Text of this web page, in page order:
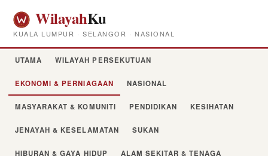
WilayahKu
KUALA LUMPUR · SELANGOR · NASIONAL
UTAMA WILAYAH PERSEKUTUAN
EKONOMI & PERNIAGAAN NASIONAL
MASYARAKAT & KOMUNITI PENDIDIKAN KESIHATAN
JENAYAH & KESELAMATAN SUKAN
HIBURAN & GAYA HIDUP ALAM SEKITAR & TENAGA